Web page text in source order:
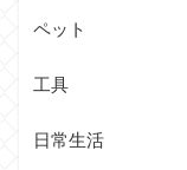
ペット
工具
日常生活